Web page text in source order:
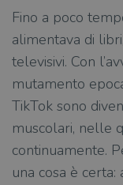
Fino a poco
alimentava di
televisivi. Con
mutamento
TikTok sono
muscolari, nelle
continuamente.
una cosa è